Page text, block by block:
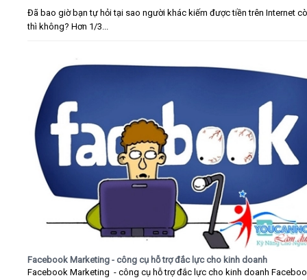
Đã bao giờ bạn tự hỏi tại sao người khác kiếm được tiền trên Internet
thì không? Hơn 1/3...
Facebook Marketing - công cụ hỗ trợ đắc lực cho kinh doanh
Facebook Marketing - công cụ hỗ trợ đắc lực cho kinh doanh